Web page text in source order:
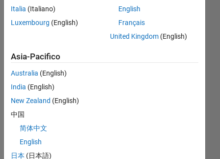
MATLAB
Thankful Level 4
Guarda
Italia (Italiano)
Luxembourg (English)
English
Français
United Kingdom(English)
Asia-Pacifico
Australia (English)
India (English)
New Zealand (English)
中国
简体中文
English
日本 (日本語)